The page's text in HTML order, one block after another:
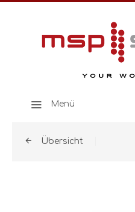
Menü
Übersicht